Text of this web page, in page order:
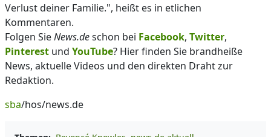
Verlust deiner Familie.", heißt es in etlichen
Kommentaren.
Folgen SieNews.deschon bei Facebook, Twitter,
Pinterest und YouTube? Hier finden Sie brandheiße
News, aktuelle Videos und den direkten Draht zur
Redaktion.
sba/hos/news.de